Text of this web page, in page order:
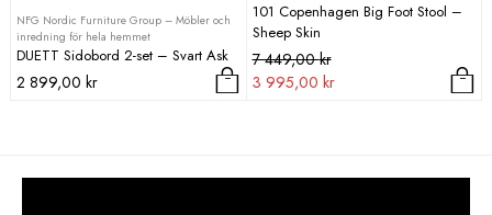
NFG Nordic Furniture Group – Möbler och
inredning för hela hemmet
DUETT Sidobord 2-set – Svart Ask
2 899,00 kr
101 Copenhagen Big Foot Stool –
Sheep Skin
7 449,00kr
Det
ursprungliga
449,00 kr.
3 995,00 kr
Det
nuvarande
995,00 kr.